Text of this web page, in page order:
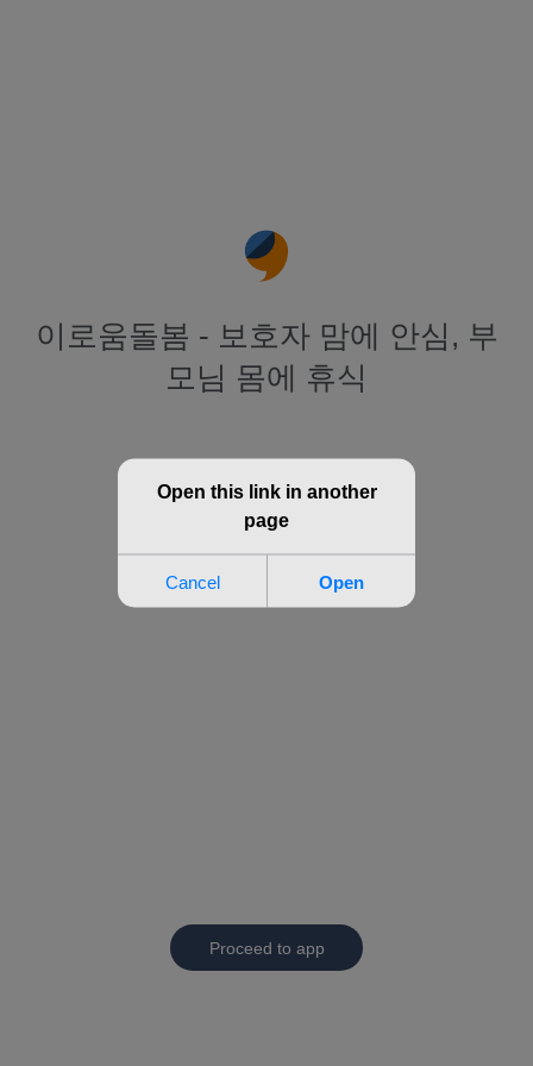
이로움돌봄 - 보호자 맘에 안심, 부
모님 몸에 휴식
Proceed to app